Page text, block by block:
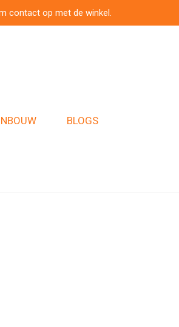
contact op met de winkel.
BLOGS